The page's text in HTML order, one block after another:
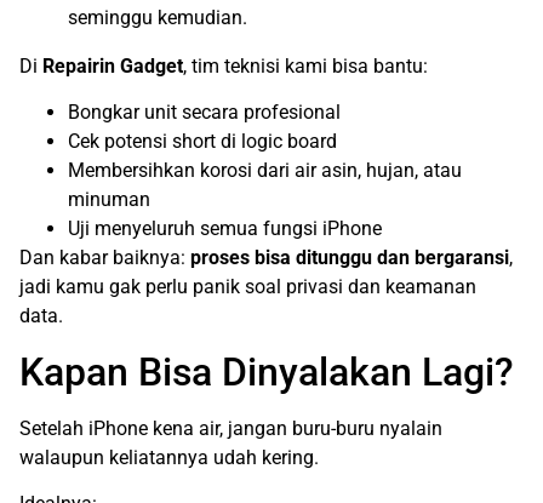
seminggu kemudian.
Di Repairin Gadget, tim teknisi kami bisa bantu:
Bongkar unit secara profesional
Cek potensi short di logic board
Membersihkan korosi dari air asin, hujan, atau
minuman
Uji menyeluruh semua fungsi iPhone
Dan kabar baiknya: proses bisa ditunggu dan bergaransi,
jadi kamu gak perlu panik soal privasi dan keamanan
data.
Kapan Bisa Dinyalakan Lagi?
Setelah iPhone kena air, jangan buru-buru nyalain
walaupun keliatannya udah kering.